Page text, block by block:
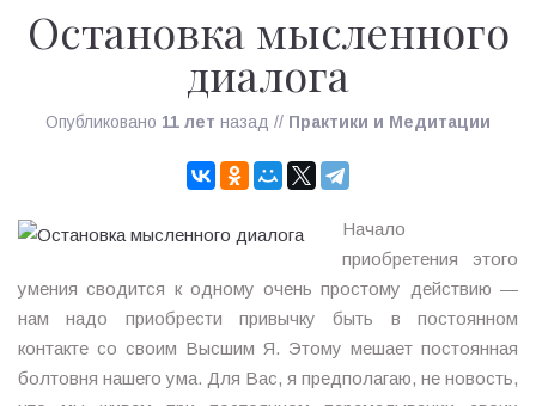
Остановка мысленного
диалога
Опубликовано 11 лет назад // Практики и Медитации
Начало
приобретения этого
умения сводится к одному очень простому действию —
нам надо приобрести привычку быть в постоянном
контакте со своим Высшим Я. Этому мешает постоянная
болтовня нашего ума. Для Вас, я предполагаю, не новость,